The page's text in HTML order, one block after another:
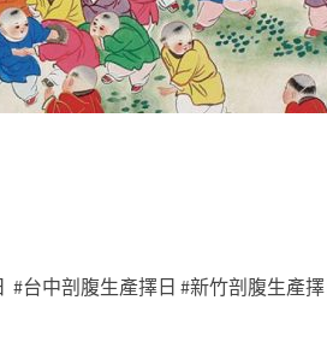
#台中剖腹生產擇日 #新竹剖腹生產